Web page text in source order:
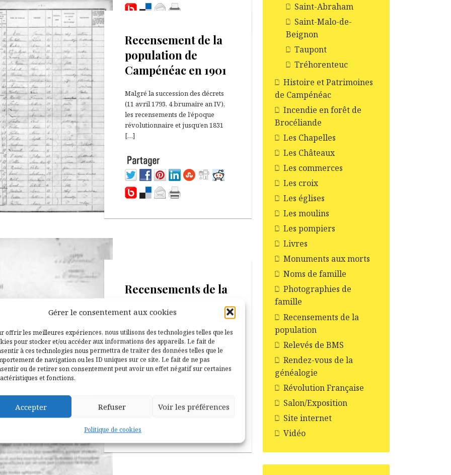
Gérer le consentement aux cookies
offrir les meilleures expériences, nous utilisons des technologies telles que les
pour stocker et/ou accéder aux informations des appareils. Le fait de
à ces technologies nous permettra de traiter des données telles que le
de navigation ou les ID uniques sur ce site. Le fait de ne pas
ou de retirer son consentement peut avoir un effet négatif sur certaines
et fonctions.
Accepter Refuser Voir les préférences
Politique de cookies
Recensement de la
population de
Campénéac en 1901
Malgré la succession des décrets
(11 avril 1793, 4 brumaire an IV),
les recensements de l’époque
révolutionnaire et jusqu’en 1831
[…]
Recensements de la
Les listes nominatives par
commune et par famille ont été
établies à partir de 1836 en
application de la circulaire du
ministre […]
Saint-Abraham
Saint-Malo-de-
Beignon
Taupont
Tréhorenteuc
Histoire et Patrimoines
de Campénéac
Incendie en forêt de
Brocéliande
Les Chapelles
Les Châteaux
Les commerces
Les croix
Les églises
Les moulins
Les pompiers
Livres
Monuments aux morts
Noms de famille
Photographies de
famille
Recensements de la
population
Relevés de BMS
Rendez-vous de la
généalogie
Révolution Française
Salon/Exposition
Site internet
Vidéo